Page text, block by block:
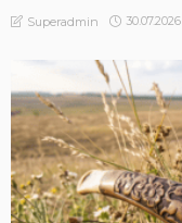
Superadmin 30.07.2026